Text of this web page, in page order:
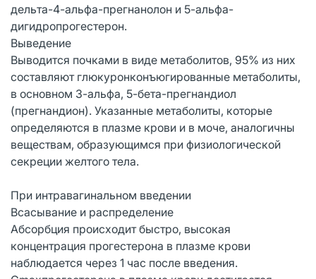
дельта-4-альфа-прегнанолон и 5-альфа-
дигидропрогестерон.
Выведение
Выводится почками в виде метаболитов, 95% из них
составляют глюкуронконъюгированные метаболиты,
в основном 3-альфа, 5-бета-прегнандиол
(прегнандион). Указанные метаболиты, которые
определяются в плазме крови и в моче, аналогичны
веществам, образующимся при физиологической
секреции желтого тела.
При интравагинальном введении
Всасывание и распределение
Абсорбция происходит быстро, высокая
концентрация прогестерона в плазме крови
наблюдается через 1 час после введения.